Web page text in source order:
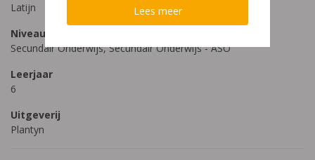
Latijn
Niveau
Secundair Onderwijs, Secundair Onderwijs - ASO
Leerjaar
6
Uitgeverij
Plantyn
Lees meer